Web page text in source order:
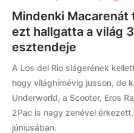
Mindenki Macarenát
ezt hallgatta a világ
esztendeje
A Los del Rio slágerének
hogy világhírnévig jusson, de
Underworld, a Scooter, Eros
2Pac is nagy zenével
júniusában.